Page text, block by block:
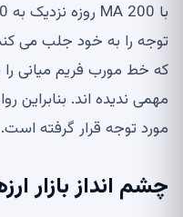
توجه را به خود جلب می
که خط مورب فریم میانی
مهمی ندیده اند. بنابراین
مورد توجه قرار گرفته است.
چشم انداز بازار